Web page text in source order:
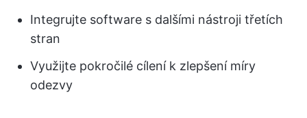
Integrujte software s dalšími nástroji třetích
stran
Využijte pokročilé cílení k zlepšení míry
odezvy